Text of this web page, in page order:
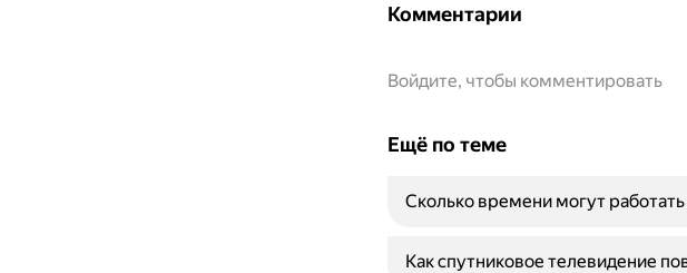
Комментарии
Войдите, чтобы комментировать
Ещё по теме
Сколько времени могут
Как спутниковое телевидение